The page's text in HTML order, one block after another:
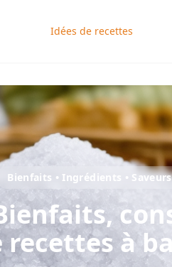
Idées de recettes
Bienfaits • Ingrédients • Saveurs
recettes à